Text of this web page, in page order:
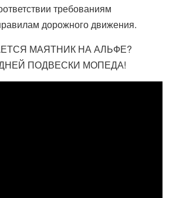
требованиям
дорожного движения.
МАЯТНИК НА АЛЬФЕ?
ПОДВЕСКИ МОПЕДА!